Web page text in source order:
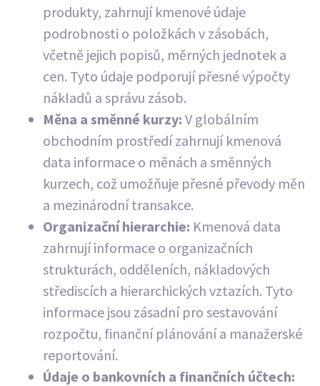
produkty, zahrnují kmenové údaje
podrobnosti o položkách v zásobách,
včetně jejich popisů, měrných jednotek a
cen. Tyto údaje podporují přesné výpočty
nákladů a správu zásob.
Měna a směnné kurzy: V globálním
obchodním prostředí zahrnují kmenová
data informace o měnách a směnných
kurzech, což umožňuje přesné převody měn
a mezinárodní transakce.
Organizační hierarchie: Kmenová data
zahrnují informace o organizačních
strukturách, odděleních, nákladových
střediscích a hierarchických vztazích. Tyto
informace jsou zásadní pro sestavování
rozpočtu, finanční plánování a manažerské
reportování.
Údaje o bankovních a finančních účtech: